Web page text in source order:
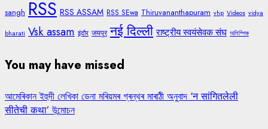
sangh RSS RSS ASSAM RSS SEwa Thiruvananthapuram vhp Videos vidya
bharati Vsk assam इंदौर जयपुर नई दिल्ली राष्ट्रीय स्वयंसेवक संघ অলিম্পিক
You may have missed
আমেৰিকান ইহুদী লেখিকা ডেনা মৰিয়মৰ গ্ৰন্থৰ মাৰাঠী অনুবাদ ‘न सांगितलेली
सीतेची कथा’ উন্মোচন